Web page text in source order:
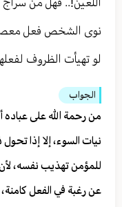
نوى الشخص فعل
لو تهيأت الظروف
الجواب
من رحمة الله على
نيات السوء، إلا إذا
للمؤمن تهذيب نفسه،
عن رغبة في الفعل